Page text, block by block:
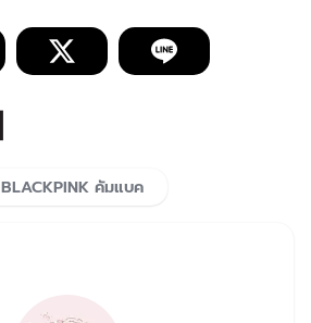
BLACKPINK คัมแบค